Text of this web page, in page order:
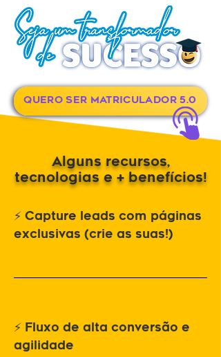
QUERO SER MATRICULADOR 5.0
Alguns recursos,
tecnologias e + benefícios!
⚡ Capture leads com páginas
exclusivas (crie as suas!)
⚡ Fluxo de alta conversão e
agilidade